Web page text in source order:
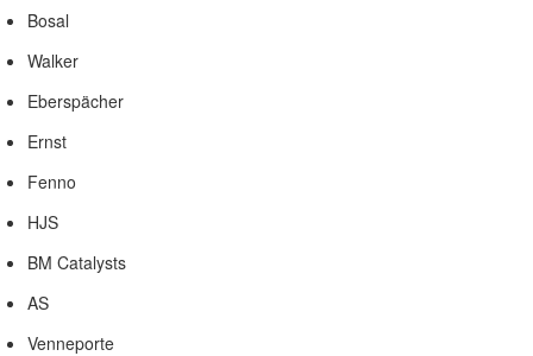
Bosal
Walker
Eberspächer
Ernst
Fenno
HJS
BM Catalysts
AS
Venneporte